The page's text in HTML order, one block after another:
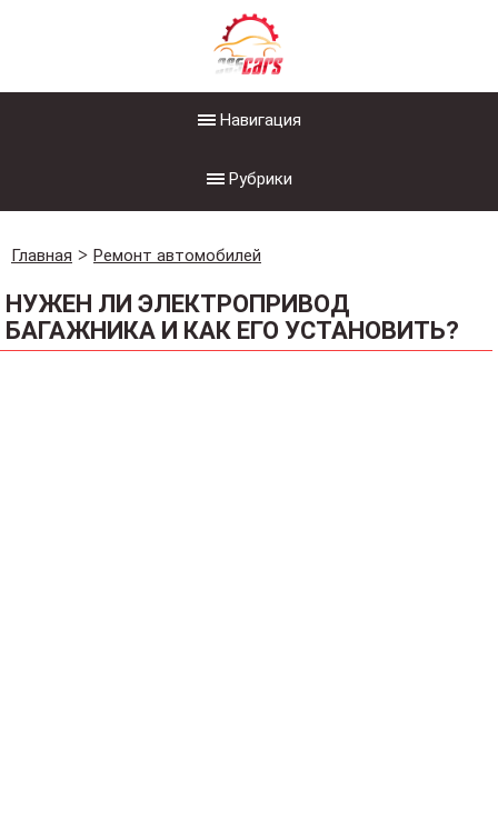
Навигация
Рубрики
Главная Ремонт автомобилей
НУЖЕН ЛИ ЭЛЕКТРОПРИВОД
БАГАЖНИКА И КАК ЕГО УСТАНОВИТЬ?